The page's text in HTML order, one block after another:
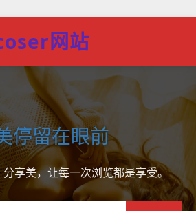
网站
停留在眼前
享美，让每一次浏览都是享受。